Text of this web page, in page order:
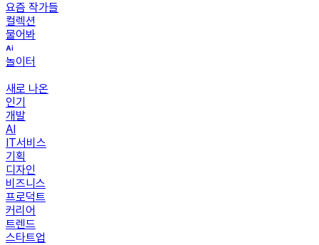
요즘 작가들
컬렉션
물어봐
놀이터
새로 나온
인기
개발
AI
IT서비스
기획
디자인
비즈니스
프로덕트
커리어
트렌드
스타트업